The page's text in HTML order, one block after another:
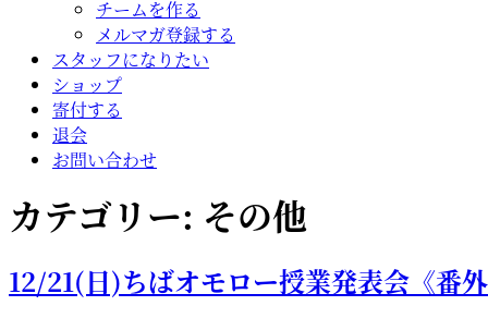
チームを作る
メルマガ登録する
スタッフになりたい
ショップ
寄付する
退会
お問い合わせ
カテゴリー: その他
12/21(日)ちばオモロー授業発表会《番